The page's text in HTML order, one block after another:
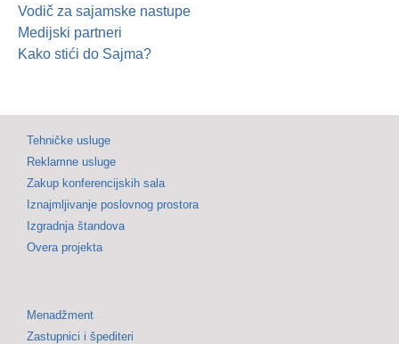
Vodič za sajamske nastupe
Medijski partneri
Kako stići do Sajma?
Tehničke usluge
Reklamne usluge
Zakup konferencijskih sala
Iznajmljivanje poslovnog prostora
Izgradnja štandova
Overa projekta
Menadžment
Zastupnici i špediteri